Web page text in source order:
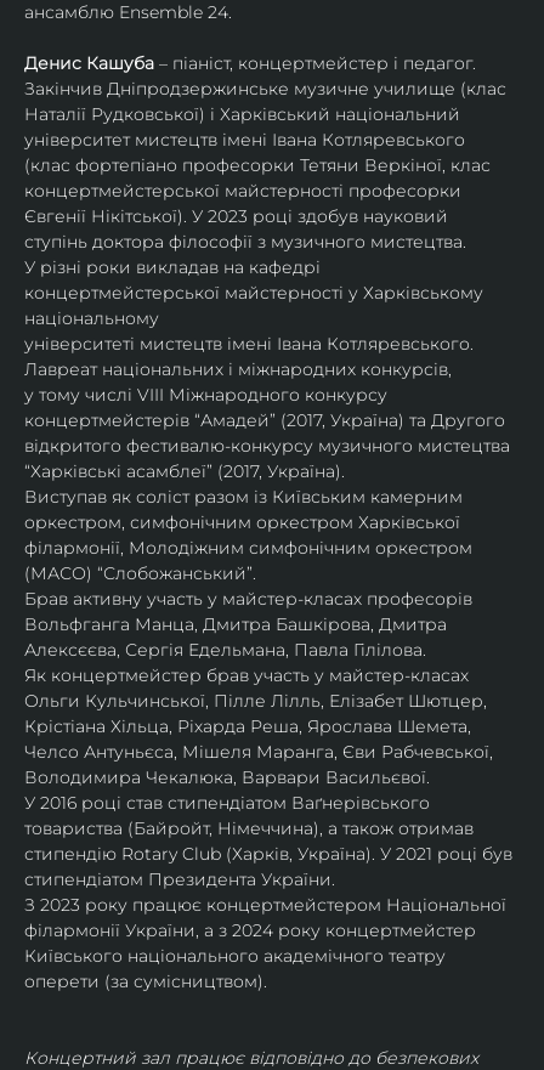
ансамблю Ensemble 24.
Денис Кашуба – піаніст, концертмейстер і педагог.
Закінчив Дніпродзержинське музичне училище (клас
Наталії Рудковської) і Харківський національний
університет мистецтв імені Івана Котляревського
(клас фортепіано професорки Тетяни Веркіної, клас
концертмейстерської майстерності професорки
Євгенії Нікітської). У 2023 році здобув науковий
ступінь доктора філософії з музичного мистецтва.
У різні роки викладав на кафедрі
концертмейстерської майстерності у Харківському
національному
університеті мистецтв імені Івана Котляревського.
Лавреат національних і міжнародних конкурсів,
у тому числі VIII Міжнародного конкурсу
концертмейстерів “Амадей” (2017, Україна) та Другого
відкритого фестивалю-конкурсу музичного мистецтва
“Харківські асамблеї” (2017, Україна).
Виступав як соліст разом із Київським камерним
оркестром, симфонічним оркестром Харківської
філармонії, Молодіжним симфонічним оркестром
(МАСО) “Слобожанський”.
Брав активну участь у майстер-класах професорів
Вольфганга Манца, Дмитра Башкірова, Дмитра
Алексєєва, Сергія Едельмана, Павла Гілілова.
Як концертмейстер брав участь у майстер-класах
Ольги Кульчинської, Пілле Лілль, Елізабет Шютцер,
Крістіана Хільца, Ріхарда Реша, Ярослава Шемета,
Челсо Антуньєса, Мішеля Маранга, Єви Рабчевської,
Володимира Чекалюка, Варвари Васильєвої.
У 2016 році став стипендіатом Ваґнерівського
товариства (Байройт, Німеччина), а також отримав
стипендію Rotary Club (Харків, Україна). У 2021 році був
стипендіатом Президента України.
З 2023 року працює концертмейстером Національної
філармонії України, а з 2024 року концертмейстер
Київського національного академічного театру
оперети (за сумісництвом).
Концертний зал працює відповідно до безпекових